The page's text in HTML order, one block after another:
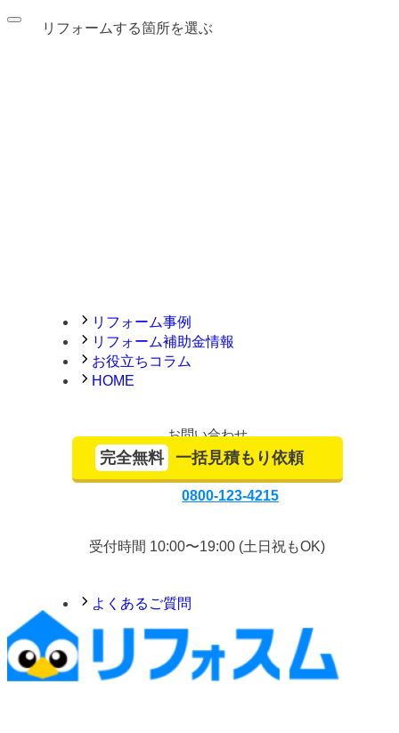
リフォームする箇所を選ぶ
リフォーム事例
リフォーム補助金情報
お役立ちコラム
HOME
お問い合わせ
完全無料 一括見積もり依頼
0800-123-4215
受付時間 10:00〜19:00 (土日祝もOK)
よくあるご質問